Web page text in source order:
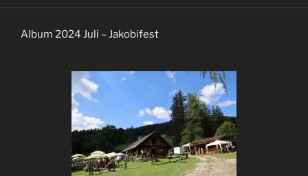
Album 2024 Juli – Jakobifest